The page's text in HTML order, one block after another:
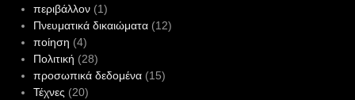
περιβάλλον(1)
Πνευματικά δικαιώματα(12)
ποίηση (4)
Πολιτική (28)
προσωπικά δεδομένα(15)
Τέχνες (20)